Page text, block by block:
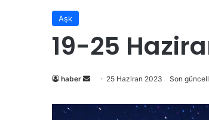
Aşk
19-25
haber
Bir
posta
25 Haziran 2023 Son